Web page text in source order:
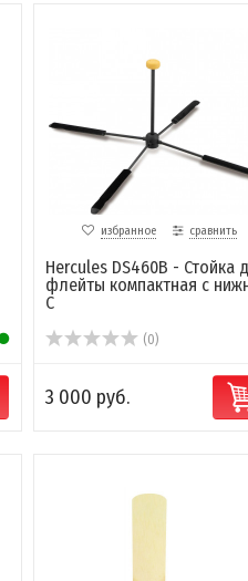
избранное сравнить
Hercules DS460B - Стойка
флейты компактная с
C
(0)
3 000 руб.